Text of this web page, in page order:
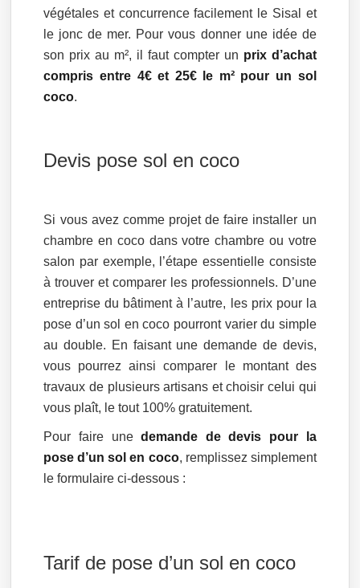
végétales et concurrence facilement le Sisal et
le jonc de mer. Pour vous donner une idée de
son prix au m², il faut compter un prix d’achat
compris entre 4€ et 25€ le m² pour un sol
coco.
Devis pose sol en coco
Si vous avez comme projet de faire installer un
chambre en coco dans votre chambre ou votre
salon par exemple, l’étape essentielle consiste
à trouver et comparer les professionnels. D’une
entreprise du bâtiment à l’autre, les prix pour la
pose d’un sol en coco pourront varier du simple
au double. En faisant une demande de devis,
vous pourrez ainsi comparer le montant des
travaux de plusieurs artisans et choisir celui qui
vous plaît, le tout 100% gratuitement.
Pour faire unedemande de devis pour la
pose d’un sol en coco, remplissez simplement
le formulaire ci-dessous :
Tarif de pose d’un sol en coco